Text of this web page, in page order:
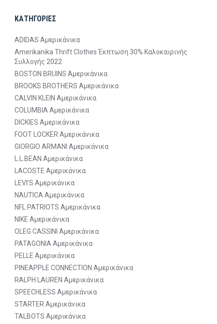
ΚΑΤΗΓΟΡΙΕΣ
ADIDAS Αμερικάνικα
Amerikanika Thrift Clothes Έκπτωση 30% Καλοκαιρινής
Συλλογής 2022
BOSTON BRUINS Αμερικάνικα
BROOKS BROTHERS Αμερικάνικα
CALVIN KLEIN Αμερικάνικα
COLUMBIA Αμερικάνικα
DICKIES Αμερικάνικα
FOOT LOCKER Αμερικάνικα
GIORGIO ARMANI Αμερικάνικα
L.L.BEAN Αμερικάνικα
LACOSTE Αμερικάνικα
LEVI’S Αμερικάνικα
NAUTICA Αμερικάνικα
NFL PATRIOTS Αμερικάνικα
NIKE Αμερικάνικα
OLEG CASSINI Αμερικάνικα
PATAGONIA Αμερικάνικα
PELLE Αμερικάνικα
PINEAPPLE CONNECTION Αμερικάνικα
RALPH LAUREN Αμερικάνικα
SPEECHLESS Αμερικάνικα
STARTER Αμερικάνικα
TALBOTS Αμερικάνικα